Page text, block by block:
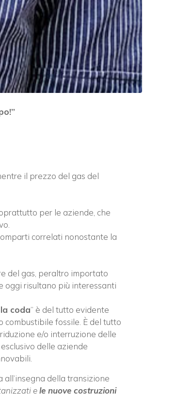
il prezzo del gas del
per le aziende, che
correlati nonostante la
del gas, peraltro importato
oggi risultano più interessanti
coda” è del tutto evidente
combustibile fossile. È del tutto
e/o interruzione delle
delle aziende
della transizione
ele nuove costruzioni